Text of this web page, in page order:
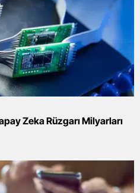
Zeka Rüzgarı Milyarları